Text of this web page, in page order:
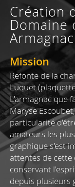
Création
Domaine
Mission
Refonte de la
Luquet
L'armagnac que
Maryse
particularité
amateurs les
graphique s'est
attentes de cette
conservant
depuis plusieurs